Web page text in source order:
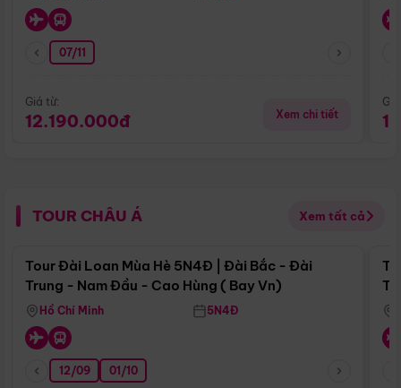
07/11
Giá từ:
12.190.000đ Xem chi tiết
TOUR CHÂU Á Xem tất cả
Điểm nổi bật
Tour Đài Loan Mùa Hè 5N4Đ | Đài Bắc - Đài
Trung - Nam Đầu - Cao Hùng ( Bay Vn)
Hồ Chí Minh 5N4Đ
12/09 01/10